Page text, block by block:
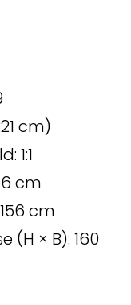
cm)
1:1
cm
cm
× B): 160